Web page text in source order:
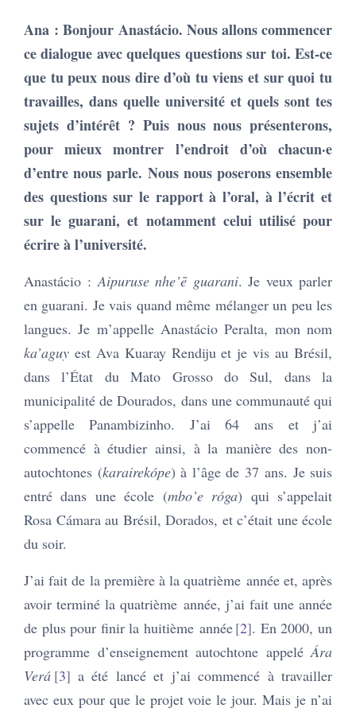
Ana : Bonjour Anastácio. Nous allons commencer
ce dialogue avec quelques questions sur toi. Est-ce
que tu peux nous dire d’où tu viens et sur quoi tu
travailles, dans quelle université et quels sont tes
sujets d’intérêt ? Puis nous nous présenterons,
pour mieux montrer l’endroit d’où chacun·e
d’entre nous parle. Nous nous poserons ensemble
des questions sur le rapport à l’oral, à l’écrit et
sur le guarani, et notamment celui utilisé pour
écrire à l’université.
Anastácio :Aipuruse nhe’ẽ guarani. Je veux parler
en guarani. Je vais quand même mélanger un peu les
langues. Je m’appelle Anastácio Peralta, mon nom
ka’aguy est Ava Kuaray Rendiju et je vis au Brésil,
dans l’État du Mato Grosso do Sul, dans la
municipalité de Dourados, dans une communauté qui
s’appelle Panambizinho. J’ai 64 ans et j’ai
commencé à étudier ainsi, à la manière des non-
autochtones (karairekópe) à l’âge de 37 ans. Je suis
entré dans une école (mbo’e róga) qui s’appelait
Rosa Cámara au Brésil, Dorados, et c’était une école
du soir.
J’ai fait de la première à la quatrième année et, après
avoir terminé la quatrième année, j’ai fait une année
de plus pour finir la huitième année 2 . En 2000, un
programme d’enseignement autochtone appeléÁra
Verá 3
a été lancé et j’ai commencé à travailler
avec eux pour que le projet voie le jour. Mais je n’ai